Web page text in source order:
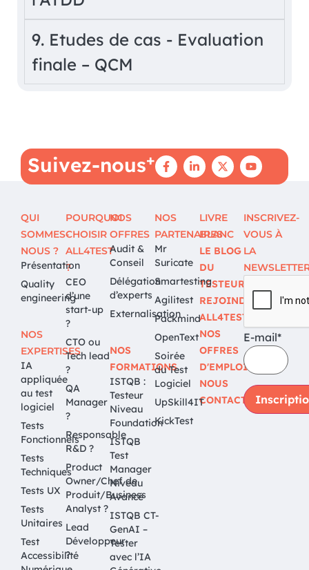
9. Etudes de cas - Evaluation
finale – QCM
Suivez-nous+
QUI
SOMMES-
NOUS ?
Présentation
Quality
engineering
NOS
EXPERTISES
IA
appliquée
au test
logiciel
Tests
Fonctionnels
Tests
Techniques
Tests UX
Tests
Unitaires
Test
Accessibilité
POURQUOI
CHOISIR
ALL4TEST
?
CEO
d’une
start-up
?
CTO ou
Tech lead
?
QA
Manager
?
Responsable
R&D ?
Product
Owner/Chef de
Produit/Business
Analyst ?
Lead
Développeur
?
NOS
OFFRES
Audit &
Conseil
Délégation
d’experts
Externalisation
NOS
FORMATIONS
ISTQB :
Testeur
Niveau
Foundation
ISTQB
Test
Manager
Niveau
Avancé
ISTQB CT-
GenAI –
Tester
avec l’IA
NOS
PARTENAIRES
Mr
Suricate
Smartesting
Agilitest
Packmind
OpenText
Soirée
du Test
Logiciel
UpSkill4IT
KickTest
LIVRE
BLANC
LE BLOG
DU
TESTEUR
REJOINDRE
ALL4TEST
NOS
OFFRES
D'EMPLOI
NOUS
CONTACTER
INSCRIVEZ-
VOUS À
LA
E-mail*